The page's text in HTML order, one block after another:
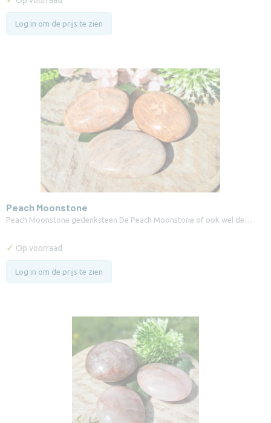
Log in om de prijs te zien
Peach Moonstone
Peach Moonstone gedenksteen De Peach Moonstone of ook wel de…
✓ Op voorraad
Log in om de prijs te zien